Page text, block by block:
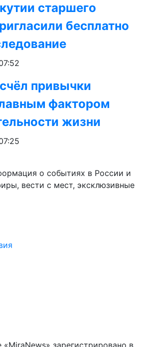
старшего
бесплатно
привычки
фактором
жизни
о событиях в России и
вести с мест, эксклюзивные
«MiraNews» зарегистрировано в